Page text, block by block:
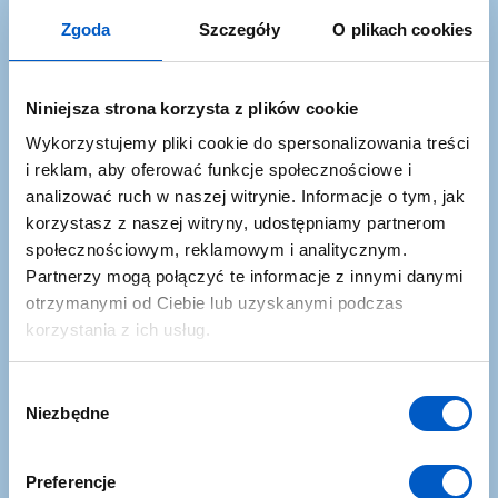
Zgoda Szczegóły O plikach cookies
Niniejsza strona korzysta z plików cookie
Wykorzystujemy pliki cookie do spersonalizowania treści
i reklam, aby oferować funkcje społecznościowe i
analizować ruch w naszej witrynie. Informacje o tym, jak
korzystasz z naszej witryny, udostępniamy partnerom
społecznościowym, reklamowym i analitycznym.
Partnerzy mogą połączyć te informacje z innymi danymi
otrzymanymi od Ciebie lub uzyskanymi podczas
korzystania z ich usług.
Niezbędne
Preferencje
Promocje i okazje
Dowiesz się najszybciej o najlepszych okazjach w
ofercie NaviGate